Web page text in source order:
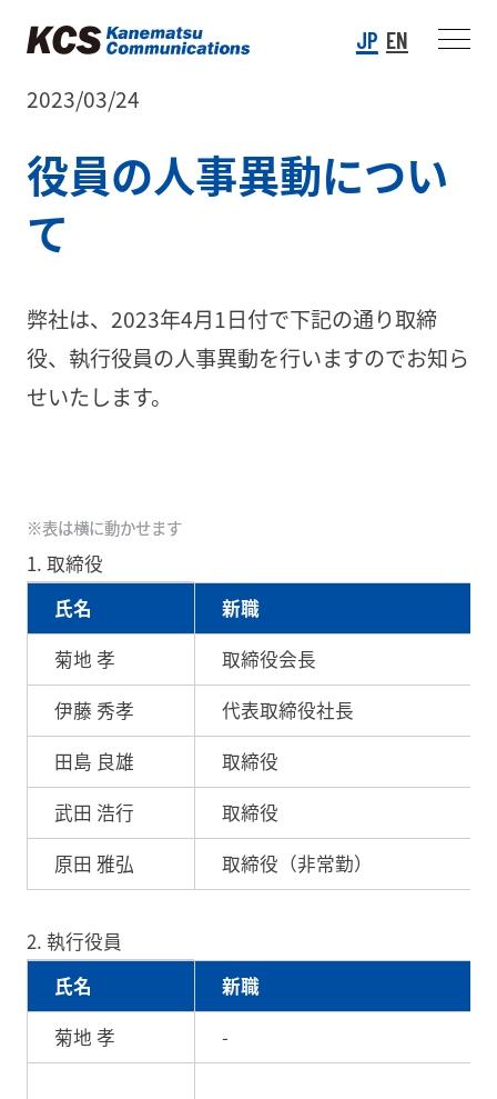
JP EN
2023/03/24
役員の人事異動につい
て
弊社は、2023年4月1日付で下記の通り取締
役、執行役員の人事異動を行いますのでお知ら
せいたします。
1. 取締役
氏名
新職
菊地 孝
取締役会長
伊藤 秀孝
代表取締役社長
田島 良雄
取締役
武田 浩行
取締役
原田 雅弘
取締役（非常勤）
2. 執行役員
氏名
新職
菊地 孝
-